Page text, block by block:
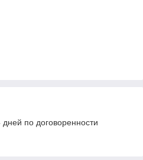
по договоренности